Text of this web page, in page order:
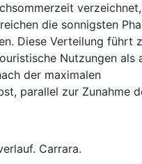
verzeichnet,
die sonnigsten
Diese Verteilung führt
Nutzungen als
der maximalen
parallel zur Zunahme